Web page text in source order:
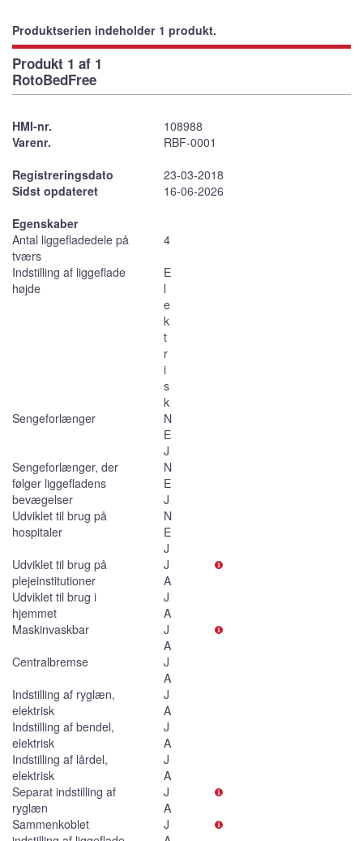
Produktserien indeholder 1 produkt.
Produkt 1 af 1
RotoBedFree
HMI-nr.
108988
Varenr.
RBF-0001
Registreringsdato
23-03-2018
Sidst opdateret
16-06-2026
Egenskaber
Antal liggefladedele på
tværs
4
Indstilling af liggeflade
højde
E
l
e
k
t
r
i
s
k
Sengeforlænger
N
E
J
Sengeforlænger, der
følger liggefladens
bevægelser
N
E
J
Udviklet til brug på
hospitaler
N
E
J
Udviklet til brug på
plejeinstitutioner
J
A
Udviklet til brug i
hjemmet
J
A
Maskinvaskbar
J
A
Centralbremse
J
A
Indstilling af ryglæn,
elektrisk
J
A
Indstilling af bendel,
elektrisk
J
A
Indstilling af lårdel,
elektrisk
J
A
Separat indstilling af
ryglæn
J
A
Sammenkoblet
J